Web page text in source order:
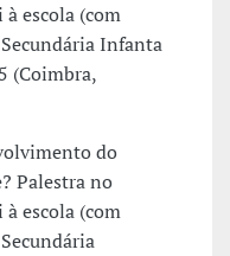
escola (com
Infanta
(Coimbra,
do
Palestra no
escola (com